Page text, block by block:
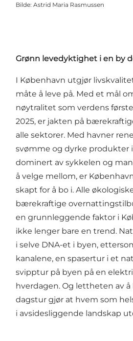
Bilde: Astrid Maria Rasmussen
Grønn levedyktighet i en by
I København utgjør
måte å leve på. Med et mål
nøytralitet som verdens
2025, er jakten på
alle sektorer. Med havner
svømme og dyrke produkter
dominert av sykkelen og
å velge mellom, er
skapt for å bo i. Alle
bærekraftige
en grunnleggende faktor i
ikke lenger bare en trend.
i selve DNA-et i byen,
kanalene, en spasertur i et
svipptur på byen på en
hverdagen. Og lettheten av
dagstur gjør at hvem som
i avsidesliggende landskap